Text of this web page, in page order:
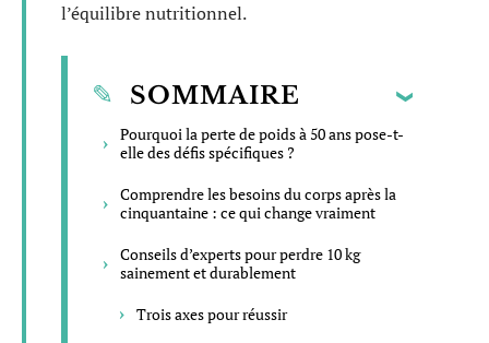
l’équilibre nutritionnel.
SOMMAIRE
Pourquoi la perte de poids à 50 ans pose-t-
elle des défis spécifiques ?
Comprendre les besoins du corps après la
cinquantaine : ce qui change vraiment
Conseils d’experts pour perdre 10 kg
sainement et durablement
Trois axes pour réussir